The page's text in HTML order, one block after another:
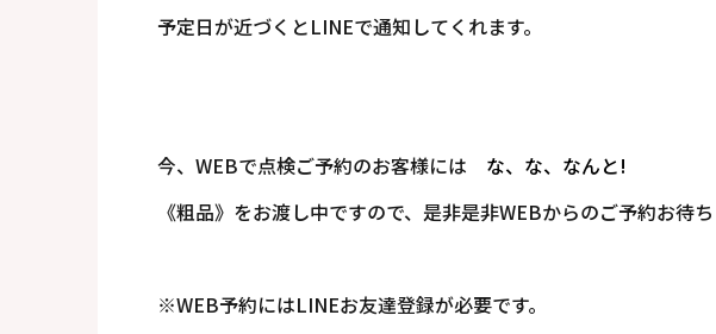
予定日が近づくとLINEで通知してくれます。
今、WEBで点検ご予約のお客様には な、な、なんと!
《粗品》をお渡し中ですので、是非是非WEBからのご予約お待
※WEB予約にはLINEお友達登録が必要です。